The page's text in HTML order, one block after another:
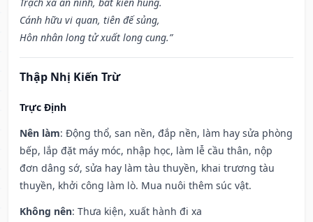
Cánh hữu vi quan, tiên đế sủng,
Hôn nhân long tử xuất long cung.”
Thập Nhị Kiến Trừ
Trực Định
Nên làm: Động thổ, san nền, đắp nền, làm hay sửa phòng
bếp, lắp đặt máy móc, nhập học, làm lễ cầu thân, nộp
đơn dâng sớ, sửa hay làm tàu thuyền, khai trương tàu
thuyền, khởi công làm lò. Mua nuôi thêm súc vật.
Không nên: Thưa kiện, xuất hành đi xa